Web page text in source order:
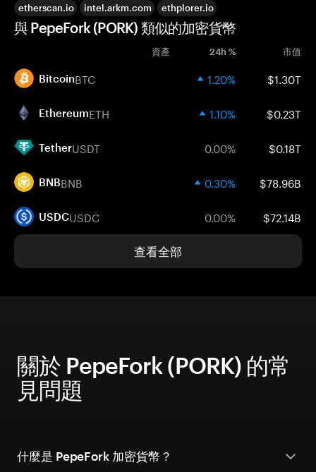
etherscan.io intel.arkm.com ethplorer.io
與 PepeFork (PORK) 類似的加密貨幣
資產 24h % 市值
BitcoinBTC 1.20% $1.30T
EthereumETH 1.10% $0.23T
TetherUSDT 0.00% $0.18T
BNBBNB 0.30% $78.96B
USDCUSDC 0.00% $72.14B
查看全部
關於 PepeFork (PORK) 的常
見問題
什麼是 PepeFork 加密貨幣？